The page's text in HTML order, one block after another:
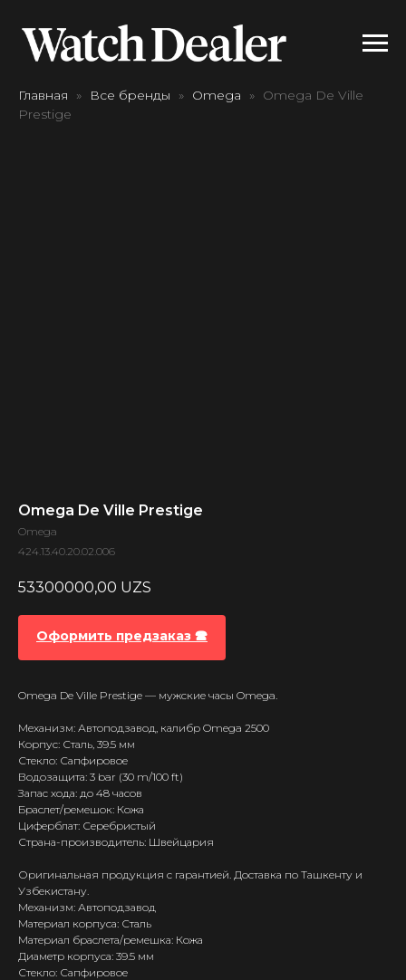
Главная Все бренды Omega
Omega De Ville
Prestige
Omega De Ville Prestige
Omega
424.13.40.20.02.006
53300000,00 UZS
Оформить предзаказ 🕿
Omega De Ville Prestige — мужские часы Omega.
Механизм: Автоподзавод, калибр Omega 2500
Корпус: Сталь, 39.5 мм
Стекло: Сапфировое
Водозащита: 3 bar (30 m/100 ft)
Запас хода: до 48 часов
Браслет/ремешок: Кожа
Циферблат: Серебристый
Страна-производитель: Швейцария
Оригинальная продукция с гарантией. Доставка по Ташкенту и
Узбекистану.
Механизм: Автоподзавод
Материал корпуса: Сталь
Материал браслета/ремешка: Кожа
Диаметр корпуса: 39.5 мм
Стекло: Сапфировое